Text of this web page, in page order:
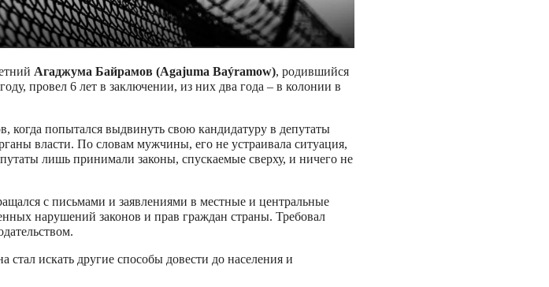
Агаджума Байрамов (Agajuma Baýramow), родившийся
провел 6 лет в заключении, из них два года – в колонии в
когда попытался выдвинуть свою кандидатуру в депутаты
власти. По словам мужчины, его не устраивала ситуация,
лишь принимали законы, спускаемые сверху, и ничего не
с письмами и заявлениями в местные и центральные
нарушений законов и прав граждан страны. Требовал
искать другие способы довести до населения и